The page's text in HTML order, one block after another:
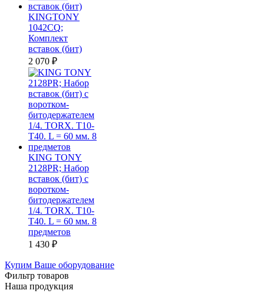
KINGTONY
1042CQ;
Комплект
вставок (бит)
2 070 ₽
KING TONY
2128PR; Набор
вставок (бит) с
воротком-
битодержателем
1/4. TORX. T10-
T40. L = 60 мм. 8
предметов
1 430 ₽
Купим Ваше оборудование
Фильтр товаров
Наша продукция